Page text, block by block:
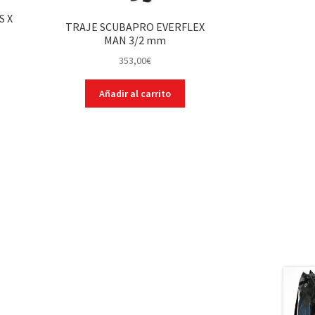
X
TRAJE SCUBAPRO EVERFLEX
MAN 3/2 mm
353,00€
Añadir al carrito